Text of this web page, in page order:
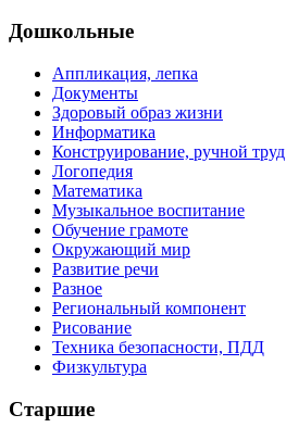
Дошкольные
Аппликация, лепка
Документы
Здоровый образ жизни
Информатика
Конструирование, ручной труд
Логопедия
Математика
Музыкальное воспитание
Обучение грамоте
Окружающий мир
Развитие речи
Разное
Региональный компонент
Рисование
Техника безопасности, ПДД
Физкультура
Старшие